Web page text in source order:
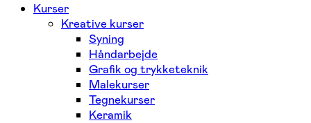
Kurser
Kreative kurser
Syning
Håndarbejde
Grafik og trykketeknik
Malekurser
Tegnekurser
Keramik